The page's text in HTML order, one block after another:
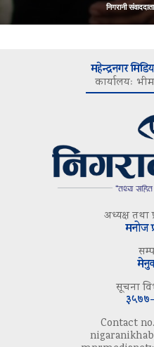
निगरानी संवाददाता
महेन्द्रनगर
कार्यालयः
अध्यक्ष तथा
मनोज
सूचना
Contact